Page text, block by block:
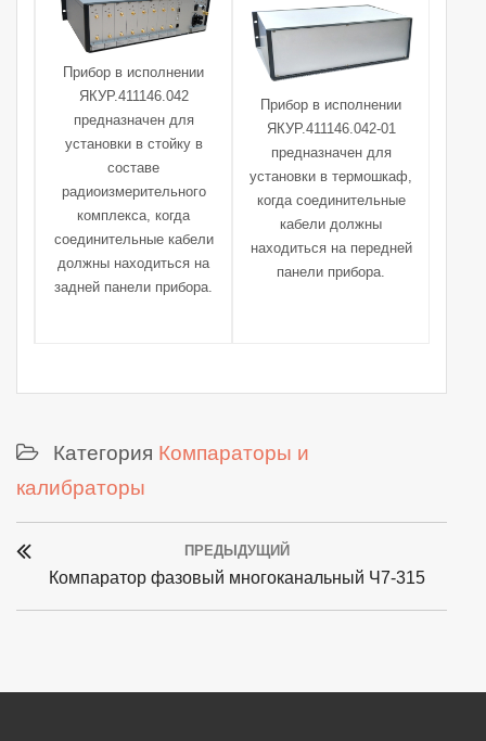
Прибор в исполнении
ЯКУР.411146.042
предназначен для
установки в стойку в
составе
радиоизмерительного
комплекса, когда
соединительные кабели
должны находиться на
задней панели прибора.
Прибор в исполнении
ЯКУР.411146.042-01
предназначен для
установки в термошкаф,
когда соединительные
кабели должны
находиться на передней
панели прибора.
Категория Компараторы и
калибраторы
navigation
ПРЕДЫДУЩИЙ
Previous
post:
Компаратор фазовый многоканальный Ч7-315